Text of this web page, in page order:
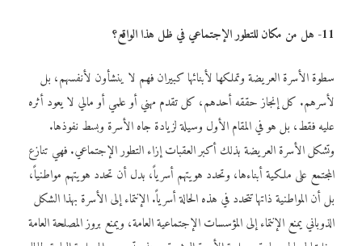
11- هل من مكان للتطور الإجتماعي في ظل هذا الواقع؟
سطوة الأسرة العريضة وتملكها لأبنائها كبيران فهم لا ينشأون لأنفسهم، بل
لأسرهم. كل إنجاز حققه أحدهم، كل تقدم مهني أو علمي أو مالي لا يعود أثره
عليه فقط، بل هو في المقام الأول وسيلة لزيادة جاه الأسرة وبسط نفوذها.
وتشكل الأسرة العريضة بذلك أكبر العقبات إزاء التطور الإجتماعي. فهي تنازع
المجتمع على ملكية أبناءها، وتحدد هويتهم أسرياً، بدل أن تحدد هويتهم مواطنياً،
بل أن المواطنية ذاتها تتحدد في هذه الحالة أسرياً. الإنتماء إلى الأسرة بهذا الشكل
الذوباني يمنع الإنتماء إلى المؤسسات الإجتماعية العامة، ويمنع بروز المصلحة العامة